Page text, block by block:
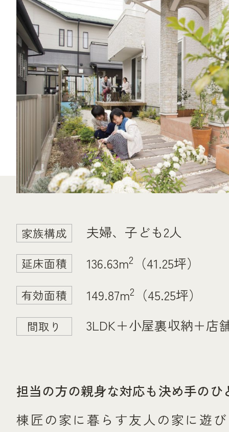
家族構成 夫婦、子ども2人
延床面積 136.63m2 （41.25坪）
有効面積 149.87m2 （45.25坪）
間取り 3LDK＋小屋裏収納＋店
担当の方の親身な対応も決め手のひ
棟匠の家に暮らす友人の家に遊